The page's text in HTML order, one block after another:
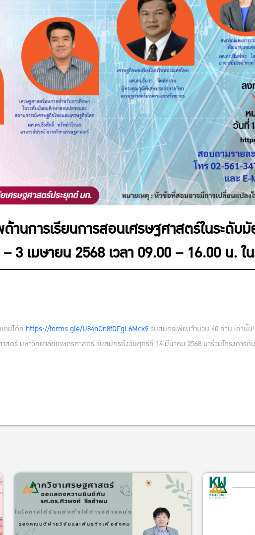
านการเรียนการสอนเศรษฐศาสตร์ในระดั
3 เมษายน 2568 เวลา 09.00 – 16.00 น.
ติมได้ที่ https://forms.gle/U84nQn8fQFgL6Mcx9รับสมัครเพียงจำนวน 40 ท่าน เท่านั้
สตร์ มหาวิทยาลัยเกษตรศาสตร์ รับสมัครถึงวันศุกร์ที่ 14 มีนาคม 2568 มาร่วมโครงการกั